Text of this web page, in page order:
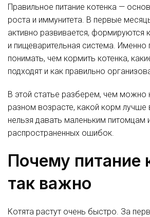
Правильное питание котенка —
роста и иммунитета. В первые
активно развивается,
и пищеварительная система.
понимать, чем кормить котенка,
подходят и как правильно
В этой статье разберем, чем можно
разном возрасте, какой корм лучше
нельзя давать маленьким питомцам
распространенных ошибок.
Почему питание
так важно
Котята растут очень быстро. За